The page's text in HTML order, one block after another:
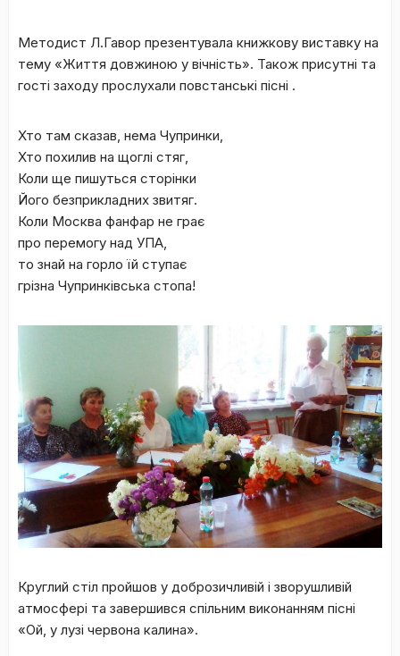
Методист Л.Гавор презентувала книжкову виставку на
тему «Життя довжиною у вічність». Також присутні та
гості заходу прослухали повстанські пісні .
Хто там сказав, нема Чупринки,
Хто похилив на щоглі стяг,
Коли ще пишуться сторінки
Його безприкладних звитяг.
Коли Москва фанфар не грає
про перемогу над УПА,
то знай на горло їй ступає
грізна Чупринківська стопа!
Круглий стіл пройшов у доброзичливій і зворушливій
атмосфері та завершився спільним виконанням пісні
«Ой, у лузі червона калина».